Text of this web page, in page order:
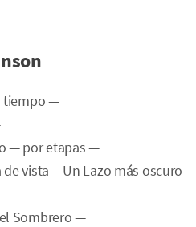
tiempo —
— por etapas —
vista —Un Lazo más oscuro
Sombrero —